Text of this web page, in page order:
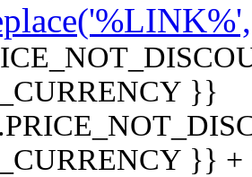
}}
}}